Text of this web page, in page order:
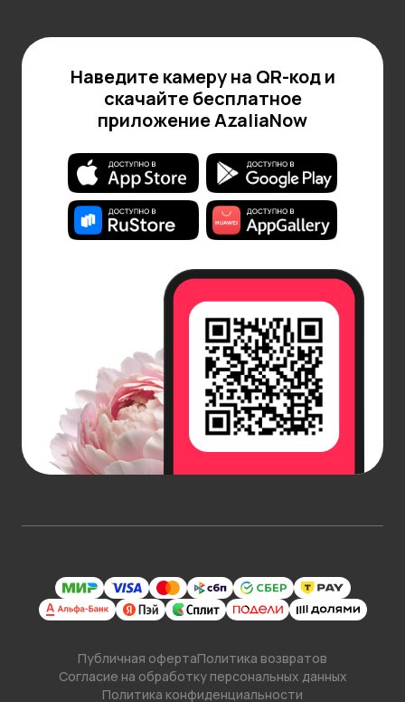
Наведите камеру на QR-код и
скачайте бесплатное
приложение AzaliaNow
Публичная офертаПолитика возвратов
Согласие на обработку персональных данных
Политика конфиденциальности